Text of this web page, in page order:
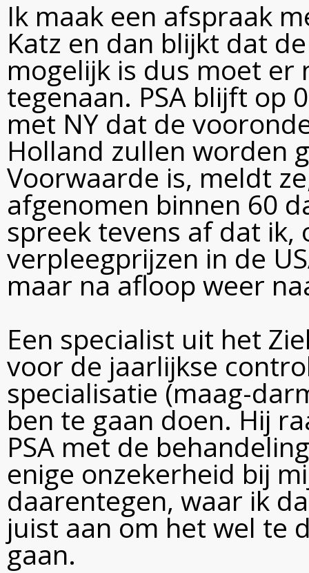
Ik maak een afspraak
Katz en dan blijkt dat
mogelijk is dus moet
tegenaan. PSA blijft op
met NY dat de
Holland zullen worden
Voorwaarde is, meldt
afgenomen binnen 60
spreek tevens af dat
verpleegprijzen in de
maar na afloop weer
Een specialist uit het
voor de jaarlijkse
specialisatie (maag-
ben te gaan doen. Hij
PSA met de
enige onzekerheid bij
daarentegen, waar ik
juist aan om het wel te
gaan.